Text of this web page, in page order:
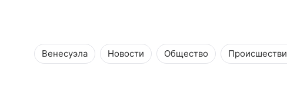
Венесуэла Новости Общество